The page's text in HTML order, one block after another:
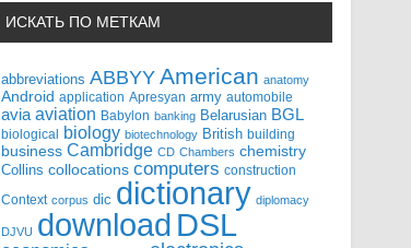
ИСКАТЬ ПО МЕТКАМ
abbreviations ABBYY American anatomy
Android application Apresyan army automobile
avia aviation Babylon banking Belarusian BGL
biological biology biotechnology British building
business Cambridge CD Chambers chemistry
Collins collocations computers construction
Context corpus dic dictionary diplomacy
DJVU download DSL